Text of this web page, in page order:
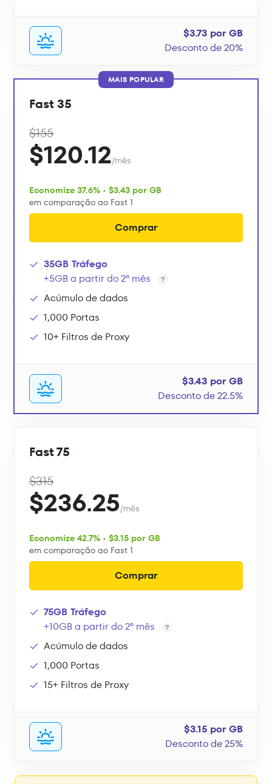
$3.73 por GB
Desconto de 20%
MAIS POPULAR
Fast 35
$155
$120.12/mês
Economize 37.6% • $3.43 por GB
em comparação ao Fast 1
Comprar
35GB Tráfego
+5GB a partir do 2º mês
Acúmulo de dados
1,000 Portas
10+ Filtros de Proxy
$3.43 por GB
Desconto de 22.5%
Fast 75
$315
$236.25/mês
Economize 42.7% • $3.15 por GB
em comparação ao Fast 1
Comprar
75GB Tráfego
+10GB a partir do 2º mês
Acúmulo de dados
1,000 Portas
15+ Filtros de Proxy
$3.15 por GB
Desconto de 25%